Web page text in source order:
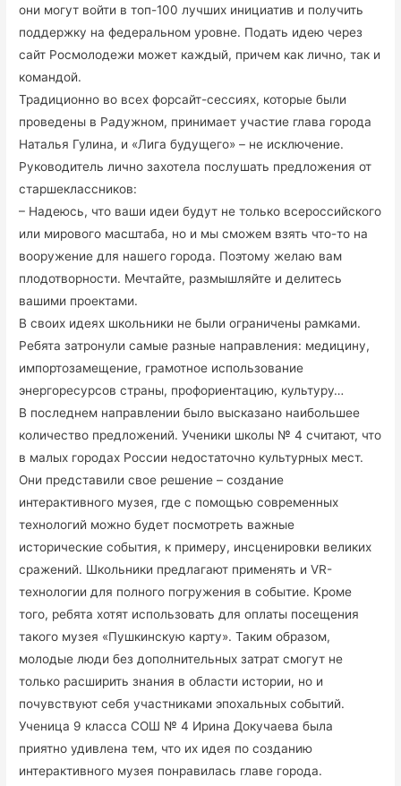
они могут войти в топ-100 лучших инициатив и получить
поддержку на федеральном уровне. Подать идею через
сайт Росмолодежи может каждый, причем как лично, так и
командой.
Традиционно во всех форсайт-сессиях, которые были
проведены в Радужном, принимает участие глава города
Наталья Гулина, и «Лига будущего» – не исключение.
Руководитель лично захотела послушать предложения от
старшеклассников:
– Надеюсь, что ваши идеи будут не только всероссийского
или мирового масштаба, но и мы сможем взять что-то на
вооружение для нашего города. Поэтому желаю вам
плодотворности. Мечтайте, размышляйте и делитесь
вашими проектами.
В своих идеях школьники не были ограничены рамками.
Ребята затронули самые разные направления: медицину,
импортозамещение, грамотное использование
энергоресурсов страны, профориентацию, культуру…
В последнем направлении было высказано наибольшее
количество предложений. Ученики школы № 4 считают, что
в малых городах России недостаточно культурных мест.
Они представили свое решение – создание
интерактивного музея, где с помощью современных
технологий можно будет посмотреть важные
исторические события, к примеру, инсценировки великих
сражений. Школьники предлагают применять и VR-
технологии для полного погружения в событие. Кроме
того, ребята хотят использовать для оплаты посещения
такого музея «Пушкинскую карту». Таким образом,
молодые люди без дополнительных затрат смогут не
только расширить знания в области истории, но и
почувствуют себя участниками эпохальных событий.
Ученица 9 класса СОШ № 4 Ирина Докучаева была
приятно удивлена тем, что их идея по созданию
интерактивного музея понравилась главе города.